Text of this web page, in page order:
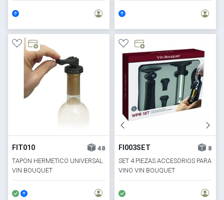
FIT010
48
TAPON HERMETICO UNIVERSAL
VIN BOUQUET
FI003SET
8
SET 4 PIEZAS ACCESORIOS PARA
VINO VIN BOUQUET